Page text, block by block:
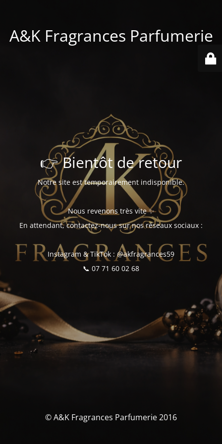
A&K Fragrances Parfumerie
👉 Bientôt de retour
Notre site est temporairement indisponible.
Nous revenons très vite ✨
En attendant, contactez-nous sur nos réseaux sociaux :
Instagram & TikTok : @akfragrances59
📞 07 71 60 02 68
© A&K Fragrances Parfumerie 2016